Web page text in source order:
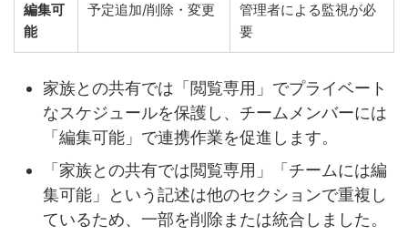
編集可
能
予定追加/削除・変更
管理者による監視が必
要
家族との共有では「閲覧専用」でプライベート
なスケジュールを保護し、チームメンバーには
「編集可能」で連携作業を促進します。
「家族との共有では閲覧専用」「チームには編
集可能」という記述は他のセクションで重複し
ているため、一部を削除または統合しました。